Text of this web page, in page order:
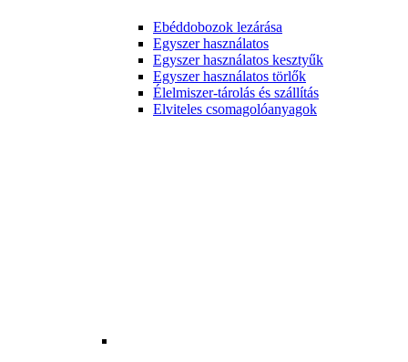
Ebéddobozok lezárása
Egyszer használatos
Egyszer használatos kesztyűk
Egyszer használatos törlők
Élelmiszer-tárolás és szállítás
Elviteles csomagolóanyagok